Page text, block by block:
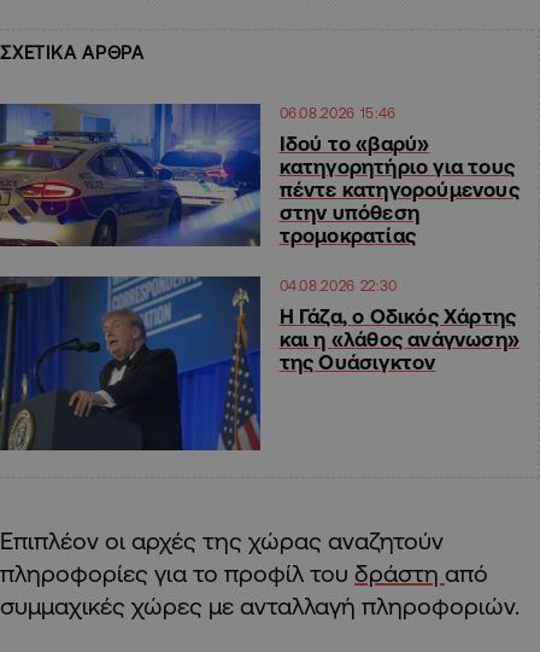
ΣΧΕΤΙΚΑ ΑΡΘΡΑ
06.08.2026 15:46
Ιδού το «βαρύ»
κατηγορητήριο για τους
πέντε κατηγορούμενους
στην υπόθεση
τρομοκρατίας
04.08.2026 22:30
Η Γάζα, ο Οδικός Χάρτης
και η «λάθος ανάγνωση»
της Ουάσιγκτον
Επιπλέον οι αρχές της χώρας αναζητούν
πληροφορίες για το προφίλ του δράστη από
συμμαχικές χώρες με ανταλλαγή πληροφοριών.